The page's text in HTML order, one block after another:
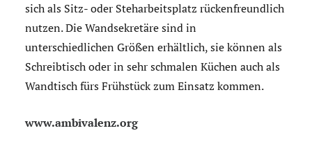
sich als Sitz- oder Steharbeitsplatz rückenfreundlich
nutzen. Die Wandsekretäre sind in
unterschiedlichen Größen erhältlich, sie können als
Schreibtisch oder in sehr schmalen Küchen auch als
Wandtisch fürs Frühstück zum Einsatz kommen.
www.ambivalenz.org